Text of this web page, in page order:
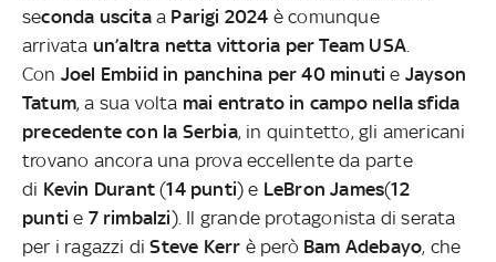
seconda uscitaa Parigi 2024 è comunque
arrivata un’altra netta vittoria per Team USA
Con Joel Embiid in panchina per 40 minutie Jayson
Tatum, a sua volta mai entrato in campo nella sfida
precedente con la Serbia, in quintetto, gli americani
trovano ancora una prova eccellente da parte
di Kevin Durant (14 punti) e LeBron James(12
punti e 7 rimbalzi). Il grande protagonista di serata
per i ragazzi diSteve Kerr è però Bam Adebayo, che